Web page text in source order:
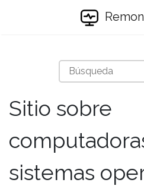
Sitio sobre
sistemas